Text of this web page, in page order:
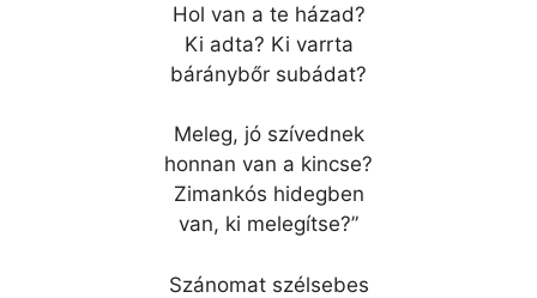
Hol van a te házad?
Ki adta? Ki varrta
báránybőr subádat?
Meleg, jó szívednek
honnan van a kincse?
Zimankós hidegben
van, ki melegítse?”
Szánomat szélsebes